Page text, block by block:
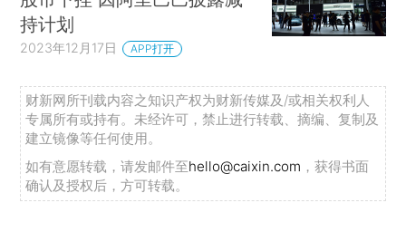
持计划
2023年12月17日 APP打开
财新网所刊载内容之知识产权为财新传媒及/或相关权利人
专属所有或持有。未经许可，禁止进行转载、摘编、复制及
建立镜像等任何使用。
如有意愿转载，请发邮件至hello@caixin.com ，获得书面
确认及授权后，方可转载。